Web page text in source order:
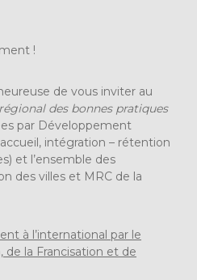
!
de vous inviter au
des bonnes pratiques
par Développement
intégration – rétention
et l’ensemble des
des villes et MRC de la
à l’international par le
de la Francisation et de